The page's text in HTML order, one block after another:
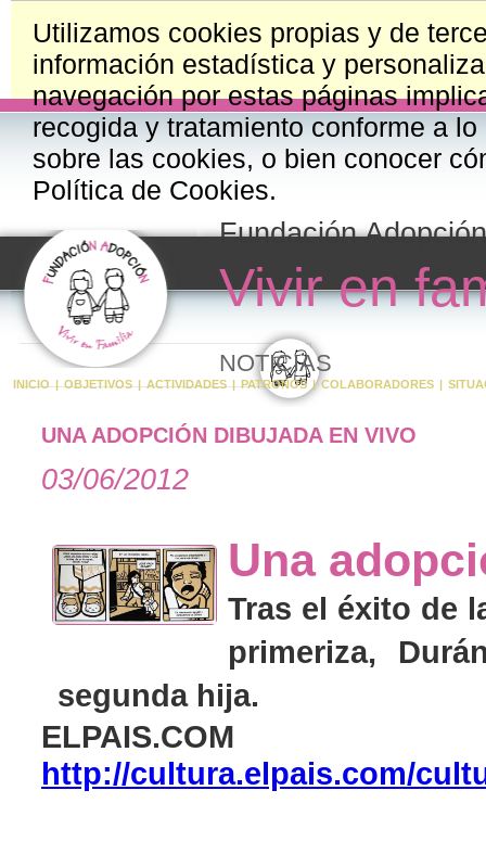
Utilizamos cookies propias y de
información estadística y
navegación por estas páginas
recogida y tratamiento conforme a
sobre las cookies, o bien conocer
Política de Cookies.
Fundación Adopción
Vivir en
INICIO| OBJETIVOS| ACTIVIDADES | PATRONOS | COLABORADORES |
NOTICIAS
UNA ADOPCIÓN DIBUJADA EN VIVO
03/06/2012
Una
Tras el éxito de
primeriza,
segunda hija.
ELPAIS.COM
http://cultura.elpais.com/